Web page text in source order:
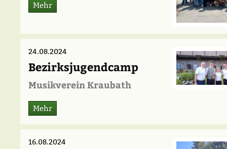
Mehr
24.08.2024
Bezirksjugendcamp
Musikverein Kraubath
Mehr
16.08.2024